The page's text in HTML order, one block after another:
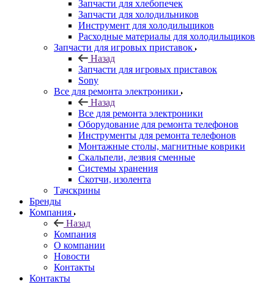
Запчасти для хлебопечек
Запчасти для холодильников
Инструмент для холодильщиков
Расходные материалы для холодильщиков
Запчасти для игровых приставок
Назад
Запчасти для игровых приставок
Sony
Все для ремонта электроники
Назад
Все для ремонта электроники
Оборудование для ремонта телефонов
Инструменты для ремонта телефонов
Монтажные столы, магнитные коврики
Скальпели, лезвия сменные
Системы хранения
Скотчи, изолента
Тачскрины
Бренды
Компания
Назад
Компания
О компании
Новости
Контакты
Контакты